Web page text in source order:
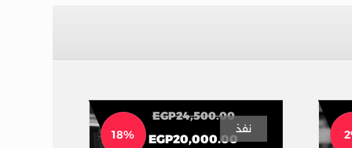
EGP24,500.00
EGP20,000.00
نفذ 18%